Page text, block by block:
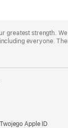
greatest strength.
everyone.
Apple ID